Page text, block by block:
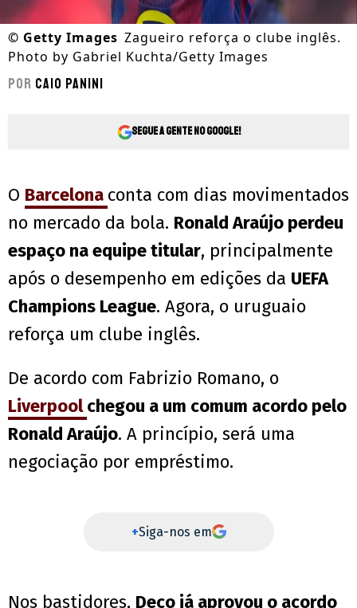
© Getty Images Zagueiro reforça o clube inglês.
Photo by Gabriel Kuchta/Getty Images
Por Caio Panini
Segue a gente no Google!
O Barcelona conta com dias movimentados
no mercado da bola. Ronald Araújo perdeu
espaço na equipe titular, principalmente
após o desempenho em edições da UEFA
Champions League. Agora, o uruguaio
reforça um clube inglês.
De acordo com Fabrizio Romano, o
Liverpoolchegou a um comum acordo pelo
Ronald Araújo. A princípio, será uma
negociação por empréstimo.
+Siga-nos em
Nos bastidores, Deco já aprovou o acordo